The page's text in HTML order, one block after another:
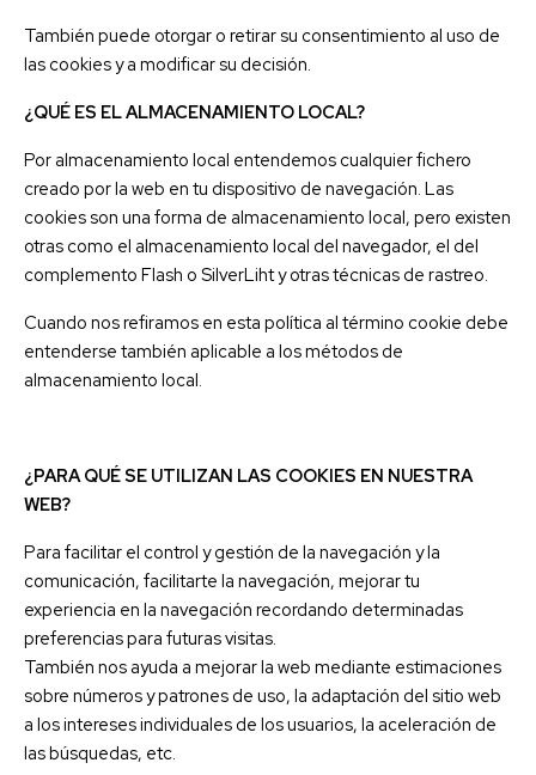
También puede otorgar o retirar su consentimiento al uso de
las cookies y a modificar su decisión.
¿QUÉ ES EL ALMACENAMIENTO LOCAL?
Por almacenamiento local entendemos cualquier fichero
creado por la web en tu dispositivo de navegación. Las
cookies son una forma de almacenamiento local, pero existen
otras como el almacenamiento local del navegador, el del
complemento Flash o SilverLiht y otras técnicas de rastreo.
Cuando nos refiramos en esta política al término cookie debe
entenderse también aplicable a los métodos de
almacenamiento local.
¿PARA QUÉ SE UTILIZAN LAS COOKIES EN NUESTRA
WEB?
Para facilitar el control y gestión de la navegación y la
comunicación, facilitarte la navegación, mejorar tu
experiencia en la navegación recordando determinadas
preferencias para futuras visitas.
También nos ayuda a mejorar la web mediante estimaciones
sobre números y patrones de uso, la adaptación del sitio web
a los intereses individuales de los usuarios, la aceleración de
las búsquedas, etc.